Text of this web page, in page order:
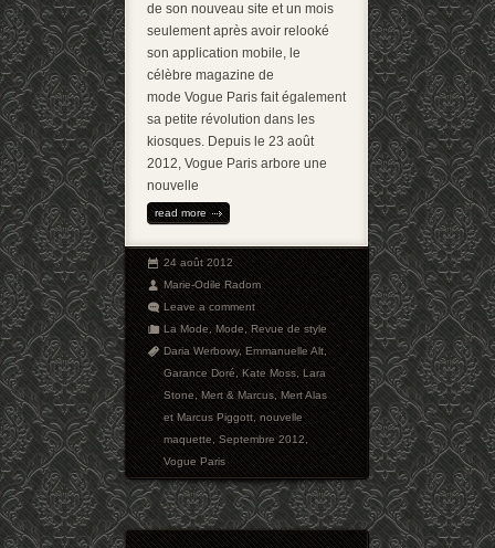
de son nouveau site et un mois
seulement après avoir relooké
son application mobile, le
célèbre magazine de
mode Vogue Paris fait également
sa petite révolution dans les
kiosques. Depuis le 23 août
2012, Vogue Paris arbore une
nouvelle
read more
24 août 2012
Marie-Odile Radom
Leave a comment
La Mode,Mode,Revue de style
Daria Werbowy,Emmanuelle Alt,
Garance Doré,Kate Moss,Lara
Stone,Mert & Marcus,Mert Alas
et Marcus Piggott,nouvelle
maquette,Septembre 2012,
Vogue Paris